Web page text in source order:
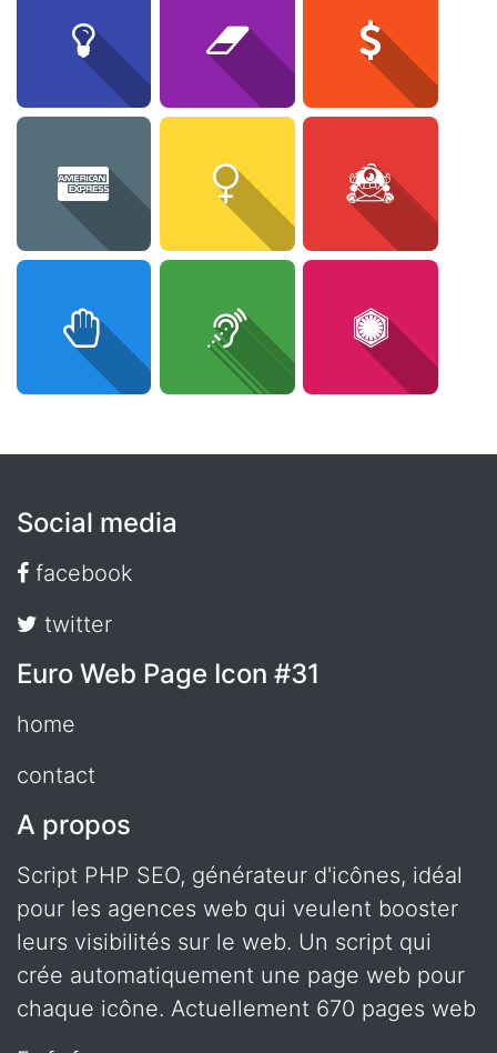
Social media
facebook
twitter
Euro Web Page Icon #31
home
contact
A propos
Script PHP SEO, générateur d'icônes, idéal
pour les agences web qui veulent booster
leurs visibilités sur le web. Un script qui
crée automatiquement une page web pour
chaque icône. Actuellement 670 pages web